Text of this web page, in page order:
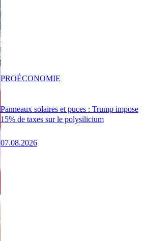
Panneaux solaires et puces : Trump impose
15% de taxes sur le polysilicium
07.08.2026
PROÉCONOMIE